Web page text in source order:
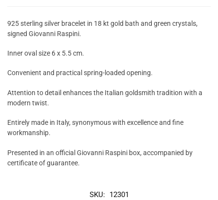
925 sterling silver bracelet in 18 kt gold bath and green crystals,
signed Giovanni Raspini.
Inner oval size 6 x 5.5 cm.
Convenient and practical spring-loaded opening.
Attention to detail enhances the Italian goldsmith tradition with a
modern twist.
Entirely made in Italy, synonymous with excellence and fine
workmanship.
Presented in an official Giovanni Raspini box, accompanied by
certificate of guarantee.
SKU:
12301